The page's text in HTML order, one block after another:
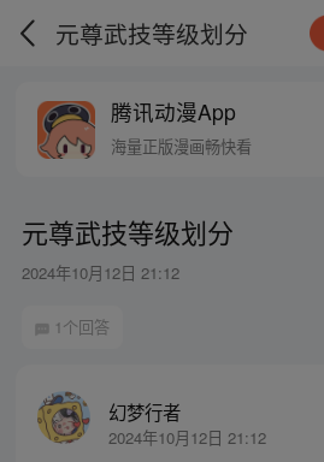
元尊武技等级划分
腾讯动漫App
海量正版漫画畅快看
元尊武技等级划分
2024年10月12日 21:12
1个回答
幻梦行者
2024年10月12日 21:12